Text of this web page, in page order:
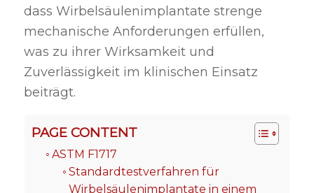
dass Wirbelsäulenimplantate strenge
mechanische Anforderungen erfüllen,
was zu ihrer Wirksamkeit und
Zuverlässigkeit im klinischen Einsatz
beiträgt.
PAGE CONTENT
ASTM F1717
Standardtestverfahren für
Wirbelsäulenimplantate in einem